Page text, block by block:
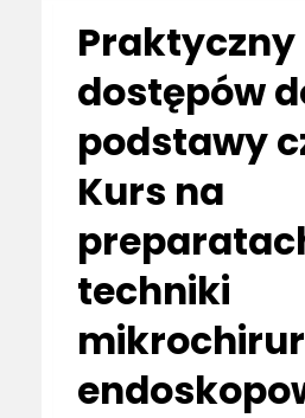
dostępów
podstawy
Kurs na
techniki